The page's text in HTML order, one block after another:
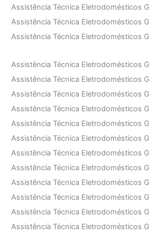
Assistência Técnica Eletrodomésticos
Assistência Técnica Eletrodomésticos
Assistência Técnica Eletrodomésticos
Assistência Técnica Eletrodomésticos
Assistência Técnica Eletrodomésticos
Assistência Técnica Eletrodomésticos
Assistência Técnica Eletrodomésticos
Assistência Técnica Eletrodomésticos
Assistência Técnica Eletrodomésticos
Assistência Técnica Eletrodomésticos
Assistência Técnica Eletrodomésticos
Assistência Técnica Eletrodomésticos
Assistência Técnica Eletrodomésticos
Assistência Técnica Eletrodomésticos
Assistência Técnica Eletrodomésticos